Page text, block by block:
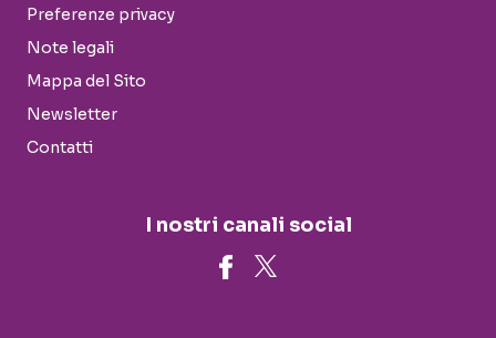
Preferenze privacy
Note legali
Mappa del Sito
Newsletter
Contatti
I nostri canali social